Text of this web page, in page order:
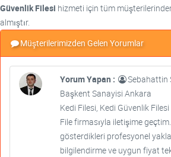
Güvenlik Filesi hizmeti için tüm
almıştır.
Müşterilerimizden Gelen Yorumlar
Yorum Yapan :
Sebahattin
Başkent Sanayisi Ankara
Kedi Filesi, Kedi Güvenlik
File firmasıyla iletişime
gösterdikleri profesyonel
bilgilendirme ve uygun fiyat